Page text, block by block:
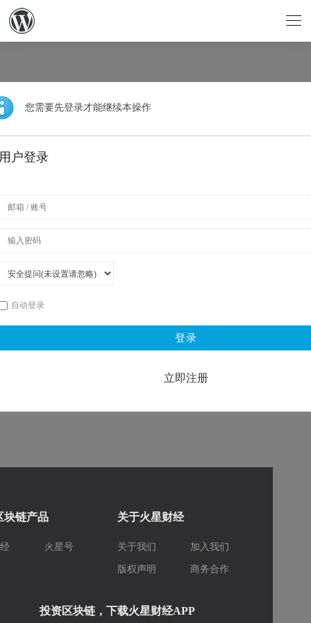
您需要先登录才能继续本操作
户登录
自动登录
登录
立即注册
块链产品
火星号
关于火星财经
关于我们 加入我们
版权声明 商务合作
投资区块链，下载火星财经APP